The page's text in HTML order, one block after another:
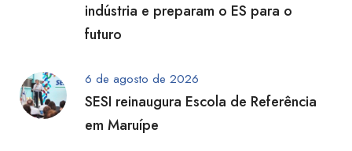
indústria e preparam o ES para o
futuro
6 de agosto de 2026
SESI reinaugura Escola de Referência
em Maruípe